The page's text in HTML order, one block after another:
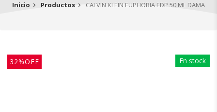
Inicio Productos CALVIN KLEIN EUPHORIA EDP 50 ML DAMA
32%OFF En stock